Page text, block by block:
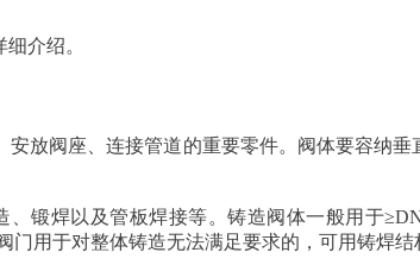
介绍。
放阀座、连接管道的重要零件。阀体要容纳
、锻焊以及管板焊接等。铸造阀体一般用于
用于对整体铸造无法满足要求的，可用铸焊结